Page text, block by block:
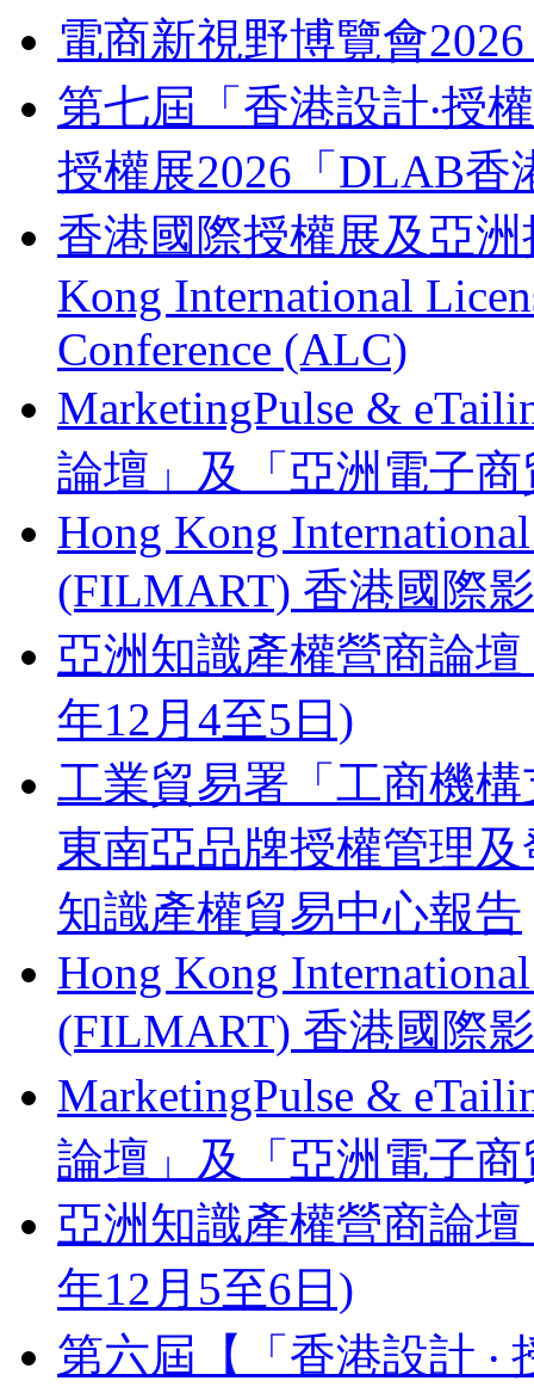
電商新視野博覽會
第七屆「香港設計‧授
授權展2026「DLAB香
香港國際授權展及亞
Kong International
Conference (ALC)
MarketingPulse &
論壇」及「亞洲電子商
Hong Kong
(FILMART) 香港國際
亞洲知識產權營商論壇
年12月4至5日)
工業貿易署「工商機
東南亞品牌授權管理
知識產權貿易中心報告
Hong Kong
(FILMART) 香港國際
MarketingPulse &
論壇」及「亞洲電子商
亞洲知識產權營商論壇
年12月5至6日)
第六屆【「香港設計 ‧